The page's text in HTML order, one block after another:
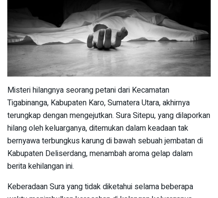
Misteri hilangnya seorang petani dari Kecamatan
Tigabinanga, Kabupaten Karo, Sumatera Utara, akhirnya
terungkap dengan mengejutkan. Sura Sitepu, yang dilaporkan
hilang oleh keluarganya, ditemukan dalam keadaan tak
bernyawa terbungkus karung di bawah sebuah jembatan di
Kabupaten Deliserdang, menambah aroma gelap dalam
berita kehilangan ini.
Keberadaan Sura yang tidak diketahui selama beberapa